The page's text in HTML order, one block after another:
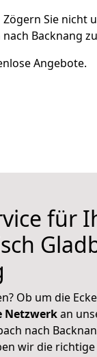
Zögern Sie nicht
Backnang
Angebote.
für
Ob um die
Netzwerkan
nach
wir die richtige